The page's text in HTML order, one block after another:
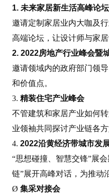
1. 未来家居新生活高峰论坛
邀请定制家居业内大咖及
高端论坛，让设计师与家
2. 2022房地产行业峰会暨
邀请领域内的政府部门领
和价值点。
3. 精装住宅产业峰会
不管建筑和家居产业如何
业领袖共同探讨产业链各方
4. 2022沿黄经济带城市发
“思想碰撞、智慧交锋”展
链”展开高峰对话，为推动
Ø 集采对接会